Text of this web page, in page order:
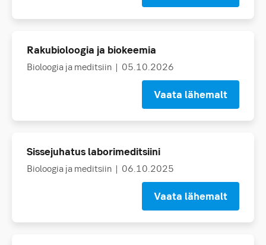
Rakubioloogia ja biokeemia
Bioloogia ja meditsiin | 05.10.2026
Vaata lähemalt
Sissejuhatus laborimeditsiini
Bioloogia ja meditsiin | 06.10.2025
Vaata lähemalt